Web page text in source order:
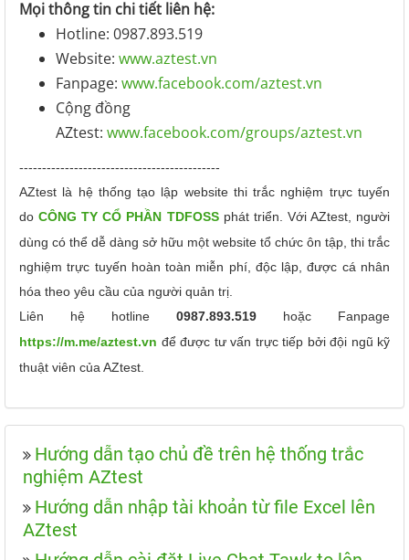
Mọi thông tin chi tiết liên hệ:
Hotline: 0987.893.519
Website: www.aztest.vn
Fanpage: www.facebook.com/aztest.vn
Cộng đồng
AZtest: www.facebook.com/groups/aztest.vn
--------------------------------------------
AZtest là hệ thống tạo lập website thi trắc nghiệm trực tuyến
do CÔNG TY CỔ PHẦN TDFOSS phát triển.
Với AZtest, người
dùng có thể dễ dàng sở hữu một website tổ chức ôn tập, thi trắc
nghiệm trực tuyến hoàn toàn miễn phí, độc lập, được cá nhân
hóa theo yêu cầu của người quản trị.
Liên hệ hotline 0987.893.519 hoặc Fanpage
https://m.me/aztest.vn để được tư vấn trực tiếp bởi đội ngũ kỹ
thuật viên của AZtest.
Hướng dẫn tạo chủ đề trên hệ thống trắc
nghiệm AZtest
Hướng dẫn nhập tài khoản từ file Excel lên
AZtest